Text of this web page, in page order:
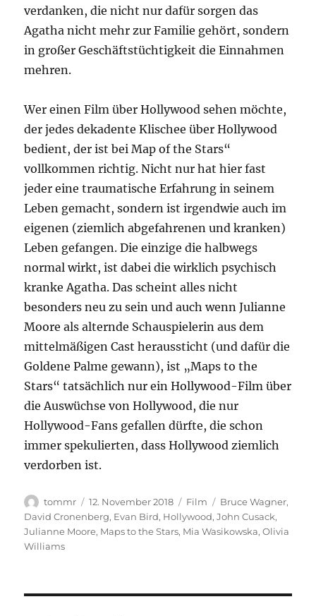
verdanken, die nicht nur dafür sorgen das
Agatha nicht mehr zur Familie gehört, sondern
in großer Geschäftstüchtigkeit die Einnahmen
mehren.
Wer einen Film über Hollywood sehen möchte,
der jedes dekadente Klischee über Hollywood
bedient, der ist bei Map of the Stars“
vollkommen richtig. Nicht nur hat hier fast
jeder eine traumatische Erfahrung in seinem
Leben gemacht, sondern ist irgendwie auch im
eigenen (ziemlich abgefahrenen und kranken)
Leben gefangen. Die einzige die halbwegs
normal wirkt, ist dabei die wirklich psychisch
kranke Agatha. Das scheint alles nicht
besonders neu zu sein und auch wenn Julianne
Moore als alternde Schauspielerin aus dem
mittelmäßigen Cast heraussticht (und dafür die
Goldene Palme gewann), ist „Maps to the
Stars“ tatsächlich nur ein Hollywood-Film über
die Auswüchse von Hollywood, die nur
Hollywood-Fans gefallen dürfte, die schon
immer spekulierten, dass Hollywood ziemlich
verdorben ist.
Autor
tommr
Veröffentlicht
am
12. November 2018 Kategorien
Film Schlagwörter
Bruce Wagner,
David Cronenberg, Evan Bird, Hollywood,John Cusack,
Julianne Moore, Maps to the Stars, Mia Wasikowska,Olivia
Williams